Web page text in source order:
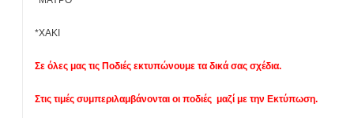
*ΧΑΚΙ
Σε όλες μας τις Ποδιές εκτυπώνουμε τα δικά σας σχέδια.
Στις τιμές συμπεριλαμβάνονται οι ποδιές μαζί με την Εκτύπωση.